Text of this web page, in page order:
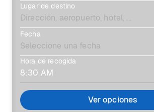
Lugar de destino
Fecha
Hora de recogida
Ver opciones